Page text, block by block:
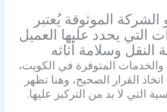
الشركة الموثوقة يُعتبر
التي يحدد عليها العميل
وسلامة أثاثه
المتوفرة في الكويت،
القرار الصحيح، وهنا تظهر
التي لا بد من التركيز عليها.